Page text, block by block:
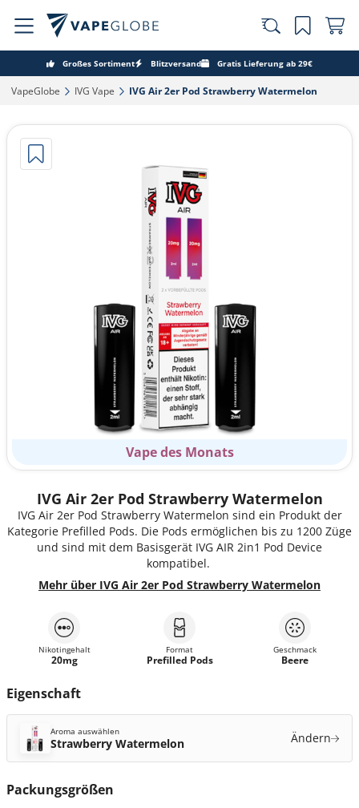
Großes Sortiment Blitzversand Gratis Lieferung ab 29€
VapeGlobe‎ IVG Vape‎ IVG Air 2er Pod Strawberry Watermelon‎
Vape des Monats
IVG Air 2er Pod Strawberry Watermelon
IVG Air 2er Pod Strawberry Watermelon sind ein Produkt der
Kategorie Prefilled Pods. Die Pods ermöglichen bis zu 1200 Züge
und sind mit dem Basisgerät IVG AIR 2in1 Pod Device
kompatibel.
Mehr über IVG Air 2er Pod Strawberry Watermelon
Nikotingehalt
20mg
Format
Prefilled Pods
Geschmack
Beere
Eigenschaft
Aroma auswählen
Strawberry Watermelon Ändern
Packungsgrößen